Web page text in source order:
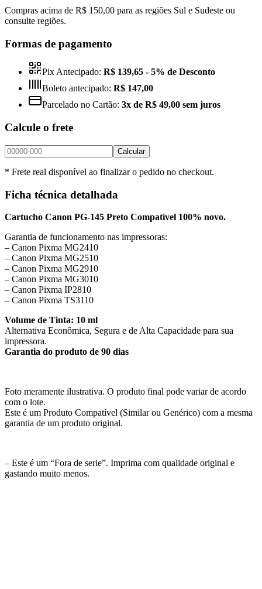
Compras acima de R$ 150,00 para as regiões Sul e Sudeste ou
consulte regiões.
Formas de pagamento
Pix Antecipado: R$ 139,65 - 5% de Desconto
Boleto antecipado: R$ 147,00
Parcelado no Cartão: 3x de R$ 49,00 sem juros
Calcule o frete
Calcular
* Frete real disponível ao finalizar o pedido no checkout.
Ficha técnica detalhada
Cartucho Canon PG-145 Preto Compatível 100% novo.
Garantia de funcionamento nas impressoras:
– Canon Pixma MG2410
– Canon Pixma MG2510
– Canon Pixma MG2910
– Canon Pixma MG3010
– Canon Pixma IP2810
– Canon Pixma TS3110
Volume de Tinta: 10 ml
Alternativa Econômica, Segura e de Alta Capacidade para sua
impressora.
Garantia do produto de 90 dias
Foto meramente ilustrativa. O produto final pode variar de acordo
com o lote.
Este é um Produto Compatível (Similar ou Genérico) com a mesma
garantia de um produto original.
– Este é um “Fora de serie”. Imprima com qualidade original e
gastando muito menos.